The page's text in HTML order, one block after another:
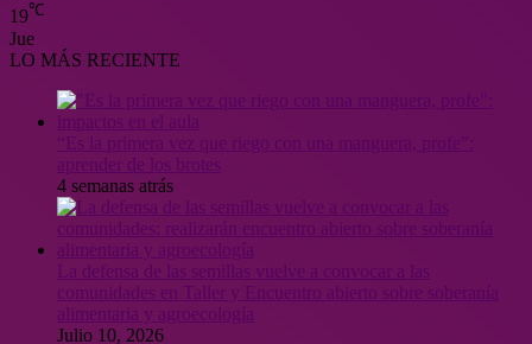
19℃
Jue
LO MÁS RECIENTE
4 semanas atrás
Julio 10, 2026